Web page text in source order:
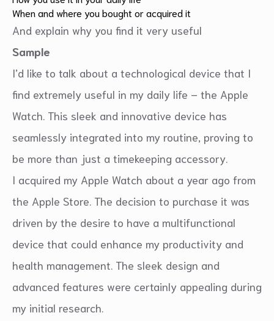
When and where you bought or acquired it
And explain why you find it very useful
Sample
I’d like to talk about a technological device that I
find extremely useful in my daily life – the Apple
Watch. This sleek and innovative device has
seamlessly integrated into my routine, proving to
be more than just a timekeeping accessory.
I acquired my Apple Watch about a year ago from
the Apple Store. The decision to purchase it was
driven by the desire to have a multifunctional
device that could enhance my productivity and
health management. The sleek design and
advanced features were certainly appealing during
my initial research.